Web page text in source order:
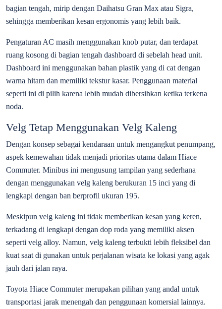
bagian tengah, mirip dengan Daihatsu Gran Max atau Sigra,
sehingga memberikan kesan ergonomis yang lebih baik.
Pengaturan AC masih menggunakan knob putar, dan terdapat
ruang kosong di bagian tengah dashboard di sebelah head unit.
Dashboard ini menggunakan bahan plastik yang di cat dengan
warna hitam dan memiliki tekstur kasar. Penggunaan material
seperti ini di pilih karena lebih mudah dibersihkan ketika terkena
noda.
Velg Tetap Menggunakan Velg Kaleng
Dengan konsep sebagai kendaraan untuk mengangkut penumpang,
aspek kemewahan tidak menjadi prioritas utama dalam Hiace
Commuter. Minibus ini mengusung tampilan yang sederhana
dengan menggunakan velg kaleng berukuran 15 inci yang di
lengkapi dengan ban berprofil ukuran 195.
Meskipun velg kaleng ini tidak memberikan kesan yang keren,
terkadang di lengkapi dengan dop roda yang memiliki aksen
seperti velg alloy. Namun, velg kaleng terbukti lebih fleksibel dan
kuat saat di gunakan untuk perjalanan wisata ke lokasi yang agak
jauh dari jalan raya.
Toyota Hiace Commuter merupakan pilihan yang andal untuk
transportasi jarak menengah dan penggunaan komersial lainnya.